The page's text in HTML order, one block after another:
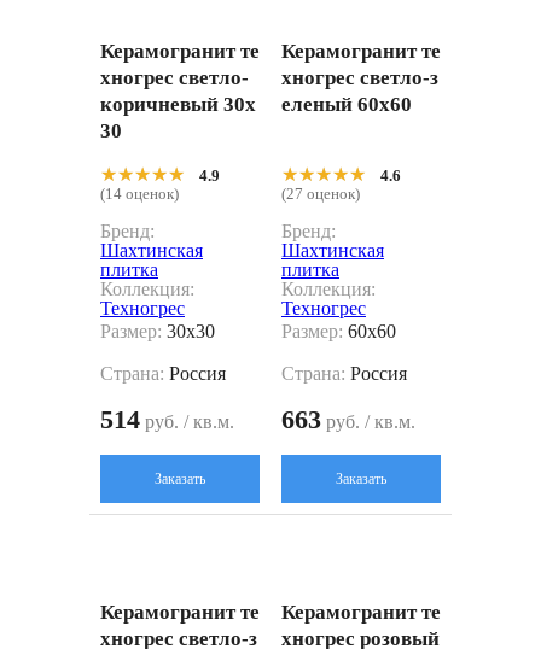
Керамогранит те
хногрес светло-
коричневый 30x
30
★★★★★
★★★★★
4.9
(14 оценок)
Бренд:
Шахтинская
плитка
Коллекция:
Техногрес
Размер: 30x30
Страна: Россия
514 руб. / кв.м.
Заказать
Керамогранит те
хногрес светло-з
еленый 60x60
★★★★★
★★★★★
4.6
(27 оценок)
Бренд:
Шахтинская
плитка
Коллекция:
Техногрес
Размер: 60x60
Страна: Россия
663 руб. / кв.м.
Заказать
Керамогранит те
хногрес светло-з
Керамогранит те
хногрес розовый